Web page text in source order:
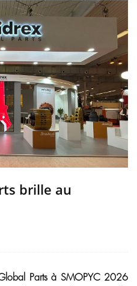
brille au
Parts à SMOPYC 2026